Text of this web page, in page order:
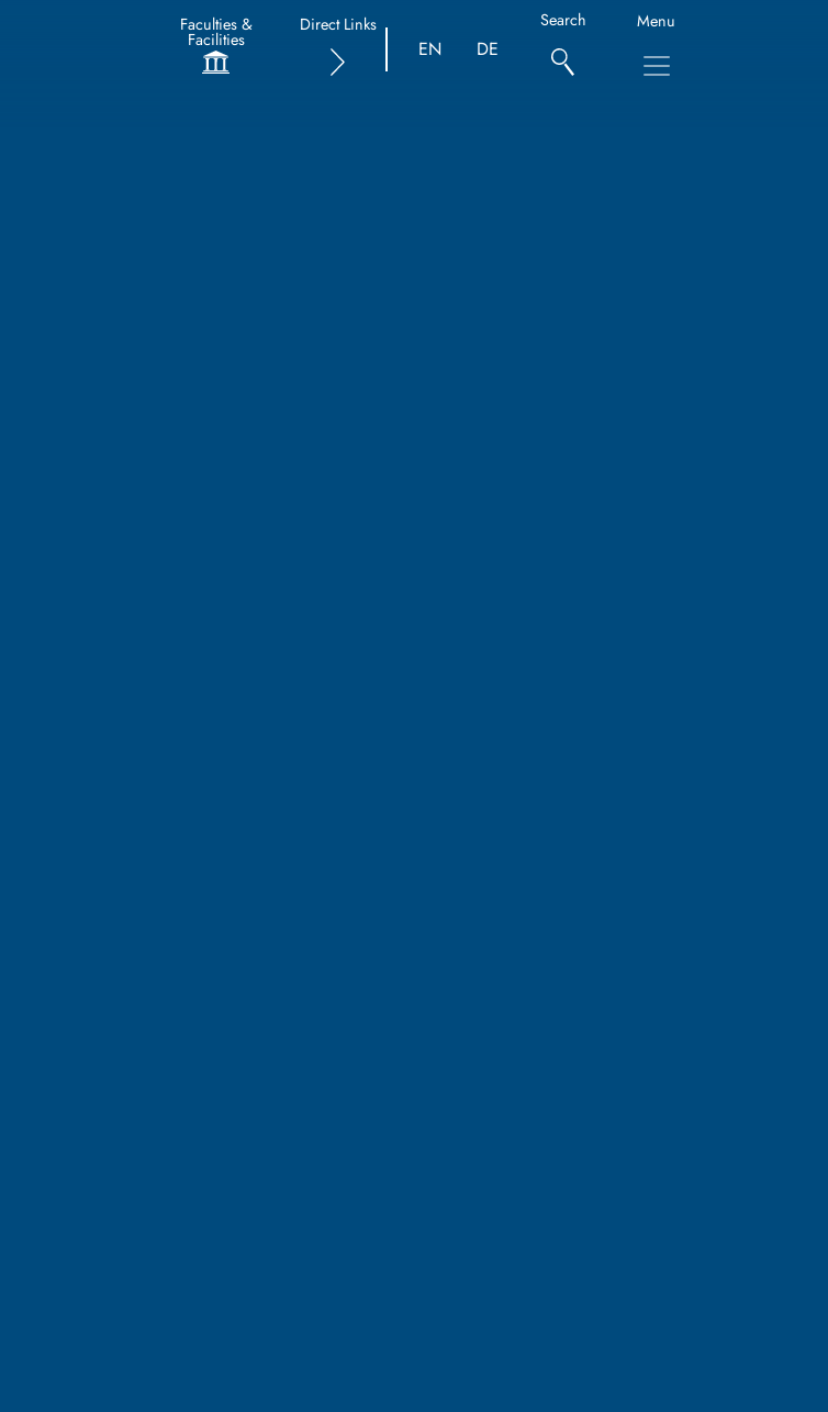
Faculties &
Facilities
Direct Links
EN DE
Search Menu